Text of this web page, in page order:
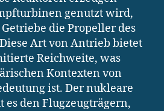
genutzt wird,
die Propeller des
Art von Antrieb bietet
Reichweite, was
Kontexten von
ist. Der nukleare
den Flugzeugträgern,